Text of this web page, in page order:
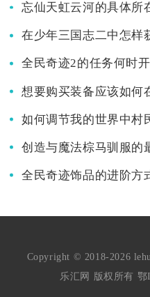
忘仙天虹云河的具体所
在少年三国志二中怎样
全民奇迹2的任务何时
想要购买装备应该如何
如何调节我的世界中村
全民奇迹饰品的进阶方
Copyright © 2018-2026
乐汇网 版权所有 鄂